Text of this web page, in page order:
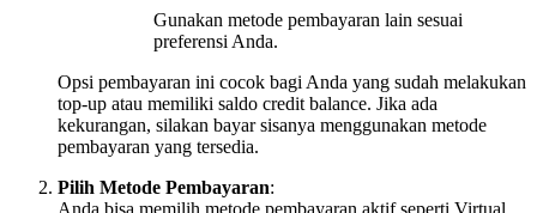
Gunakan metode pembayaran lain sesuai
preferensi Anda.
Opsi pembayaran ini cocok bagi Anda yang sudah melakukan
top-up atau memiliki saldo credit balance. Jika ada
kekurangan, silakan bayar sisanya menggunakan metode
pembayaran yang tersedia.
Pilih Metode Pembayaran: